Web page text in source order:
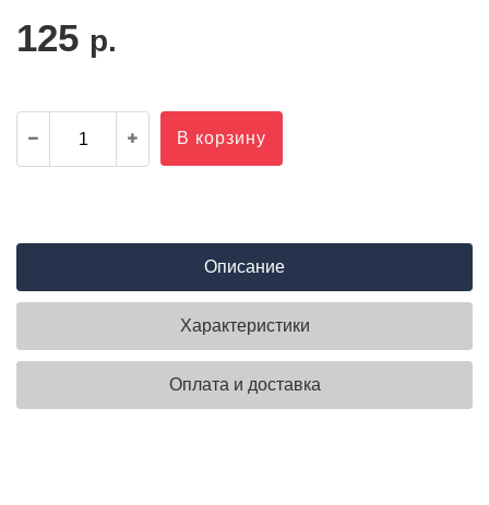
125 р.
В корзину
Описание
Характеристики
Оплата и доставка